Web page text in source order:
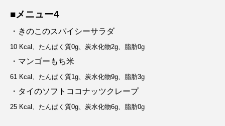
■メニュー4
・きのこのスパイシーサラダ
10 Kcal、たんぱく質0g、炭水化物2g、脂肪0g
・マンゴーもち米
61 Kcal、たんぱく質1g、炭水化物9g、脂肪3g
・タイのソフトココナッツクレープ
25 Kcal、たんぱく質0g、炭水化物6g、脂肪0g